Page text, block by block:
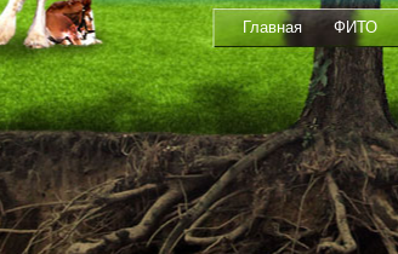
Главная ФИТО